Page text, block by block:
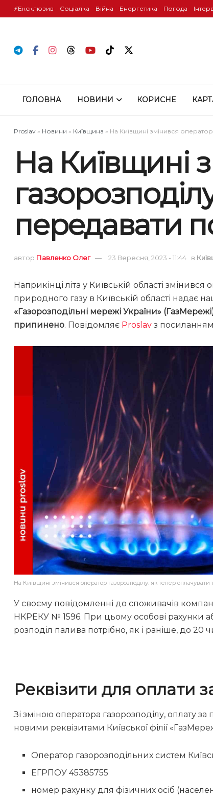
⚡️Ексклюзив Соціалка Війна Енергетика Погода
ГОЛОВНА НОВИНИ КОРИСНЕ
Proslav » Новини » Київщина » На Київщині змінився
На Київщині
передавати
автор Павленко Олег 23 Вересня, 2023 - 11:44 в
Наприкінці літа у Київській області
природного газу в Київській області надає
«Газорозподільні мережі України»
припинено. Повідомляє Proslav з
На Київщині змінився оператор газорозподілу: як тепер
У своєму повідомленні до споживачів
НКРЕКУ № 1596. При цьому особові рахунки
розподіл палива потрібно, як і раніше, до 20
Реквізити для оплати
Зі зміною оператора газорозподілу, оплату
новими реквізитами Київської філії
Оператор газорозподільних систем
ЕГРПОУ 45385755
номер рахунку для фізичних осіб